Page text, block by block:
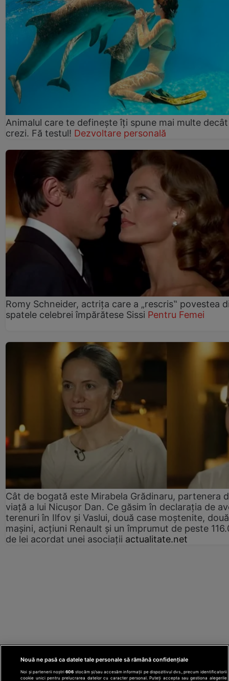
Animalul care te definește îți spune mai multe decât
crezi. Fă testul! Dezvoltare personală
Romy Schneider, actrița care a „rescris‟ povestea
spatele celebrei împărătese Sissi Pentru Femei
Cât de bogată este Mirabela Grădinaru, partenera
viață a lui Nicușor Dan. Ce găsim în declarația de
terenuri în Ilfov și Vaslui, două case moștenite, două
mașini, acțiuni Renault și un împrumut de peste
de lei acordat unei asociații actualitate.net
Nouă ne pasă ca datele tale personale să rămână confidențiale
Noi și partenerii noștri606 stocăm și/sau accesăm informații pe dispozitivul dvs., precum identificatorii
cookie unici pentru prelucrarea datelor cu caracter personal. Puteți accepta sau gestiona alegerile